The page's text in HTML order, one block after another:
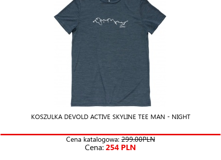
KOSZULKA DEVOLD ACTIVE SKYLINE TEE MAN - NIGHT
Cena katalogowa: 299.00PLN
Cena:254 PLN